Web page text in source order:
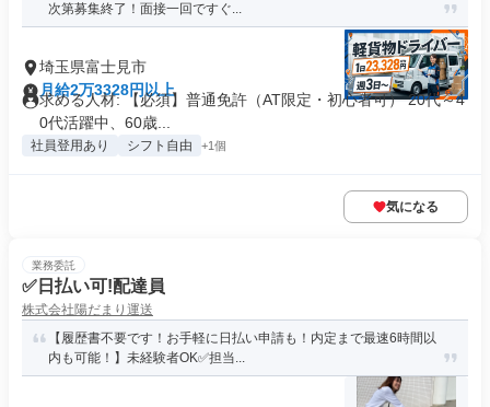
次第募集終了！面接一回ですぐ...
埼玉県富士見市
月給2万3328円以上
求める人材: 【必須】普通免許（AT限定・初心者可） 20代～4
0代活躍中、60歳...
社員登用あり シフト自由 +1個
気になる
業務委託
✅日払い可!配達員
株式会社陽だまり運送
【履歴書不要です！お手軽に日払い申請も！内定まで最速6時間以
内も可能！】未経験者OK✅担当...